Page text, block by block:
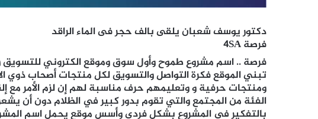
دكتور يوسف شعبان يلقى بالف حجر فى الماء الراقد
فرصة 4SA
فرصة .. اسم مشروع طموح وأول سوق وموقع الكتروني للتسويق
تبني الموقع فكرة التواصل والتسويق لكل منتجات أصحاب ذوي
ومنتجات حرفية و وتعليمهم حرف مناسبة لهم إن لزم الأمر
الفئة من المجتمع والتي تقوم بدور كبير في الظلام دون أن
بالتفكير في المشروع بشكل فردي وأسس موقع يحمل اسم